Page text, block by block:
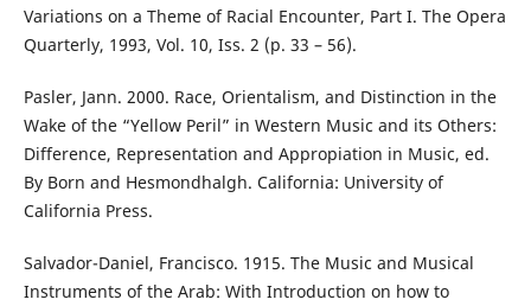
Variations on a Theme of Racial Encounter, Part I. The Opera
Quarterly, 1993, Vol. 10, Iss. 2 (p. 33 – 56).
Pasler, Jann. 2000. Race, Orientalism, and Distinction in the
Wake of the “Yellow Peril” in Western Music and its Others:
Difference, Representation and Appropiation in Music, ed.
By Born and Hesmondhalgh. California: University of
California Press.
Salvador-Daniel, Francisco. 1915. The Music and Musical
Instruments of the Arab: With Introduction on how to